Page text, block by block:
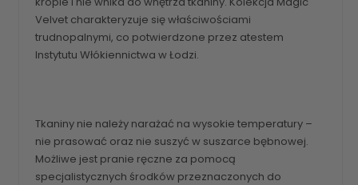
Velvet charakteryzuje się właściwościami
trudnopalnymi, co potwierdzone przez atestem
Instytutu Włókiennictwa w Łodzi.
Tkaniny nie należy narażać na wysokie temperatury –
nie prasować oraz nie suszyć w suszarce bębnowej.
Możliwe jest pranie ręczne za pomocą
specjalistycznych środków przeznaczonych do